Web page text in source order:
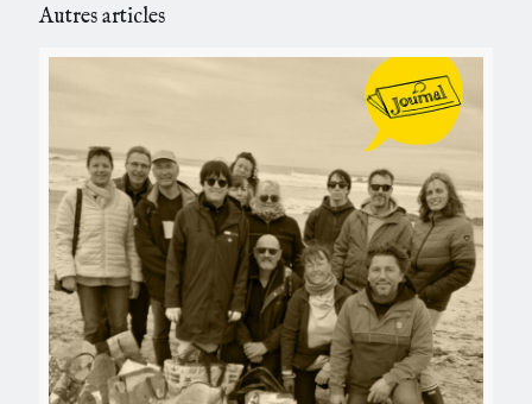
Autres articles